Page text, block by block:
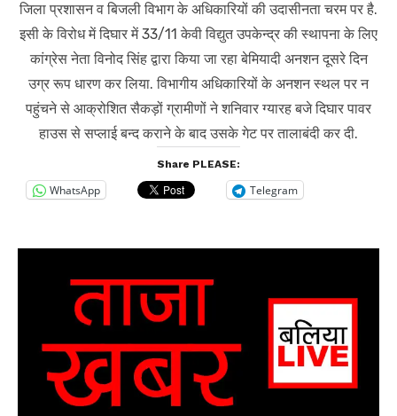
जिला प्रशासन व बिजली विभाग के अधिकारियों की उदासीनता चरम पर है.
इसी के विरोध में दिघार में 33/11 केवी विद्युत उपकेन्द्र की स्थापना के लिए
कांग्रेस नेता विनोद सिंह द्वारा किया जा रहा बेमियादी अनशन दूसरे दिन
उग्र रूप धारण कर लिया. विभागीय अधिकारियों के अनशन स्थल पर न
पहुंचने से आक्रोशित सैकड़ों ग्रामीणों ने शनिवार ग्यारह बजे दिघार पावर
हाउस से सप्लाई बन्द कराने के बाद उसके गेट पर तालाबंदी कर दी.
Share PLEASE:
WhatsApp Telegram